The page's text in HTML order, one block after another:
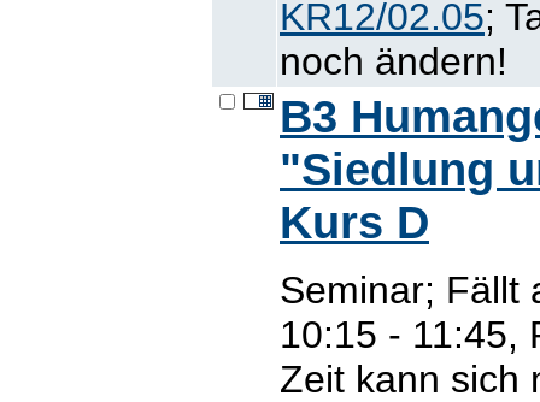
KR12/02.05;
noch ändern!
B3
"Siedlung
Kurs D
Seminar; Fällt
10:15 - 11:45,
Zeit kann sich